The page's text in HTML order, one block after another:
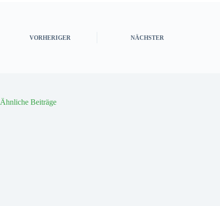
VORHERIGER NÄCHSTER
Ähnliche Beiträge